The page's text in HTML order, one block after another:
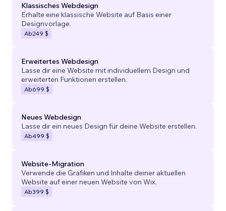
Klassisches Webdesign
Erhalte eine klassische Website auf Basis einer
Designvorlage.
Ab249 $
Erweitertes Webdesign
Lasse dir eine Website mit individuellem Design und
erweiterten Funktionen erstellen.
Ab699 $
Neues Webdesign
Lasse dir ein neues Design für deine Website erstellen.
Ab499 $
Website-Migration
Verwende die Grafiken und Inhalte deiner aktuellen
Website auf einer neuen Website von Wix.
Ab399 $